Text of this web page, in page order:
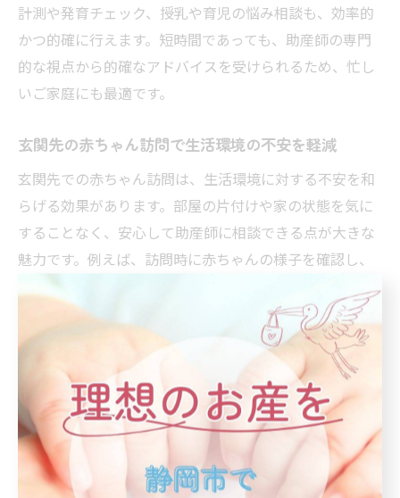
計測や発育チェック、授乳や育児の悩み相談も、効率的
かつ的確に行えます。短時間であっても、助産師の専門
的な視点から的確なアドバイスを受けられるため、忙し
いご家庭にも最適です。
玄関先の赤ちゃん訪問で生活環境の不安を軽減
玄関先での赤ちゃん訪問は、生活環境に対する不安を和
らげる効果があります。部屋の片付けや家の状態を気に
することなく、安心して助産師に相談できる点が大きな
魅力です。例えば、訪問時に赤ちゃんの様子を確認し、
育児に関するアドバイスや質問にも丁寧に対応します。
これにより、育児中の不安やストレスが軽減され、より
前向きな子育てが実現できます。
玄関先訪問が助産院の信頼感につながるポイント
玄関先での訪問対応は、助産院の信頼性を高める大きな
ポイントです。利用者のプライバシーや希望に寄り添っ
た柔軟な姿勢が、安心感と信頼に直結します。具体的に